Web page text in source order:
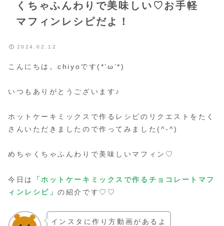
くちゃふんわりで美味しい♡お手軽
マフィンレシピだよ！
2024.02.12
こんにちは。chiyoです(*’ω’*)
いつもありがとうございます♪
ホットケーキミックスで作るレシピのリクエストをたく
さんいただきましたので作ってみました(^-^)
めちゃくちゃふんわりで美味しいマフィン♡
今日は
「ホットケーキミックスで作るチョコレートマフ
ィンレシピ」の紹介です♡♡
インスタに作り方動画があるよ